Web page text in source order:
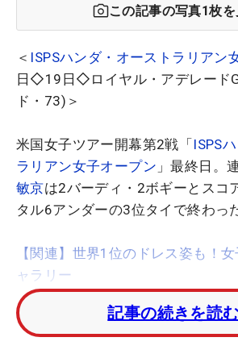
この記事の写真1枚を
＜ ISPSハンダ・オーストラリアン
日◇19日◇ロイヤル・アデレード
ド・73)＞
米国女子ツアー開幕第2戦「ISPS
ラリアン女子オープン 」最終日。
敏京は2バーディ・2ボギーとスコ
タル6アンダーの3位タイで終わっ
【関連】世界1位のドレス姿も！
ャラリー
カップを手にしたのはその野村と2
ナ・ジャン（韓国）。多くの上位
記事の続きを読む